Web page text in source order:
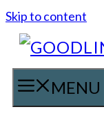
Skip to content
MENU